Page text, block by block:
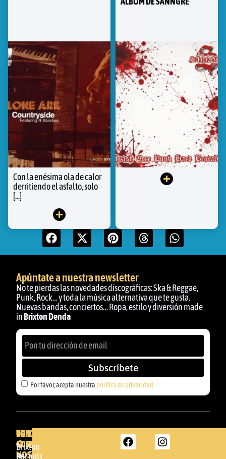
Con la enésima ola de calor
derritiendo el asfalto, solo
[...]
Apúntate a nuestra newsletter
No te pierdas las novedades discográficas: Ska & Reggae,
Punk, Rock… y toda la música alternativa que te gusta.
Nuevas bandas, conciertos… Ropa, estilo y diversión made
inBrixton Denda
Por favor, acepta nuestra política de privacidad
Subscríbete
BRIXTON
DENDA -
BRIXTON
Brixton
Records
TU
CUENTA
CONTACTA
CON
NOSOTROS